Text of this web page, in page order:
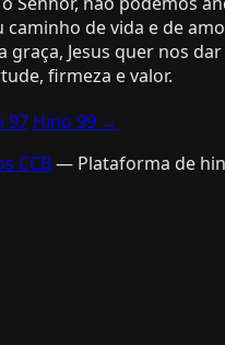
caminho de vida e de
graça, Jesus quer nos dar
97 Hino 99 →
CCB— Plataforma de